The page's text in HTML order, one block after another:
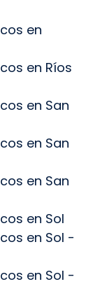
en
en Ríos
en San
en San
en San
en Sol
en Sol -
en Sol -